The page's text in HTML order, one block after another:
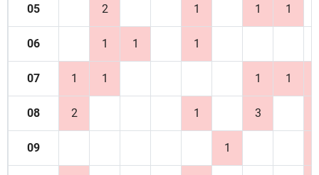
05 2 1 1 1
06 1 1 1
07 1 1 1 1
08 2 1 3
09 1